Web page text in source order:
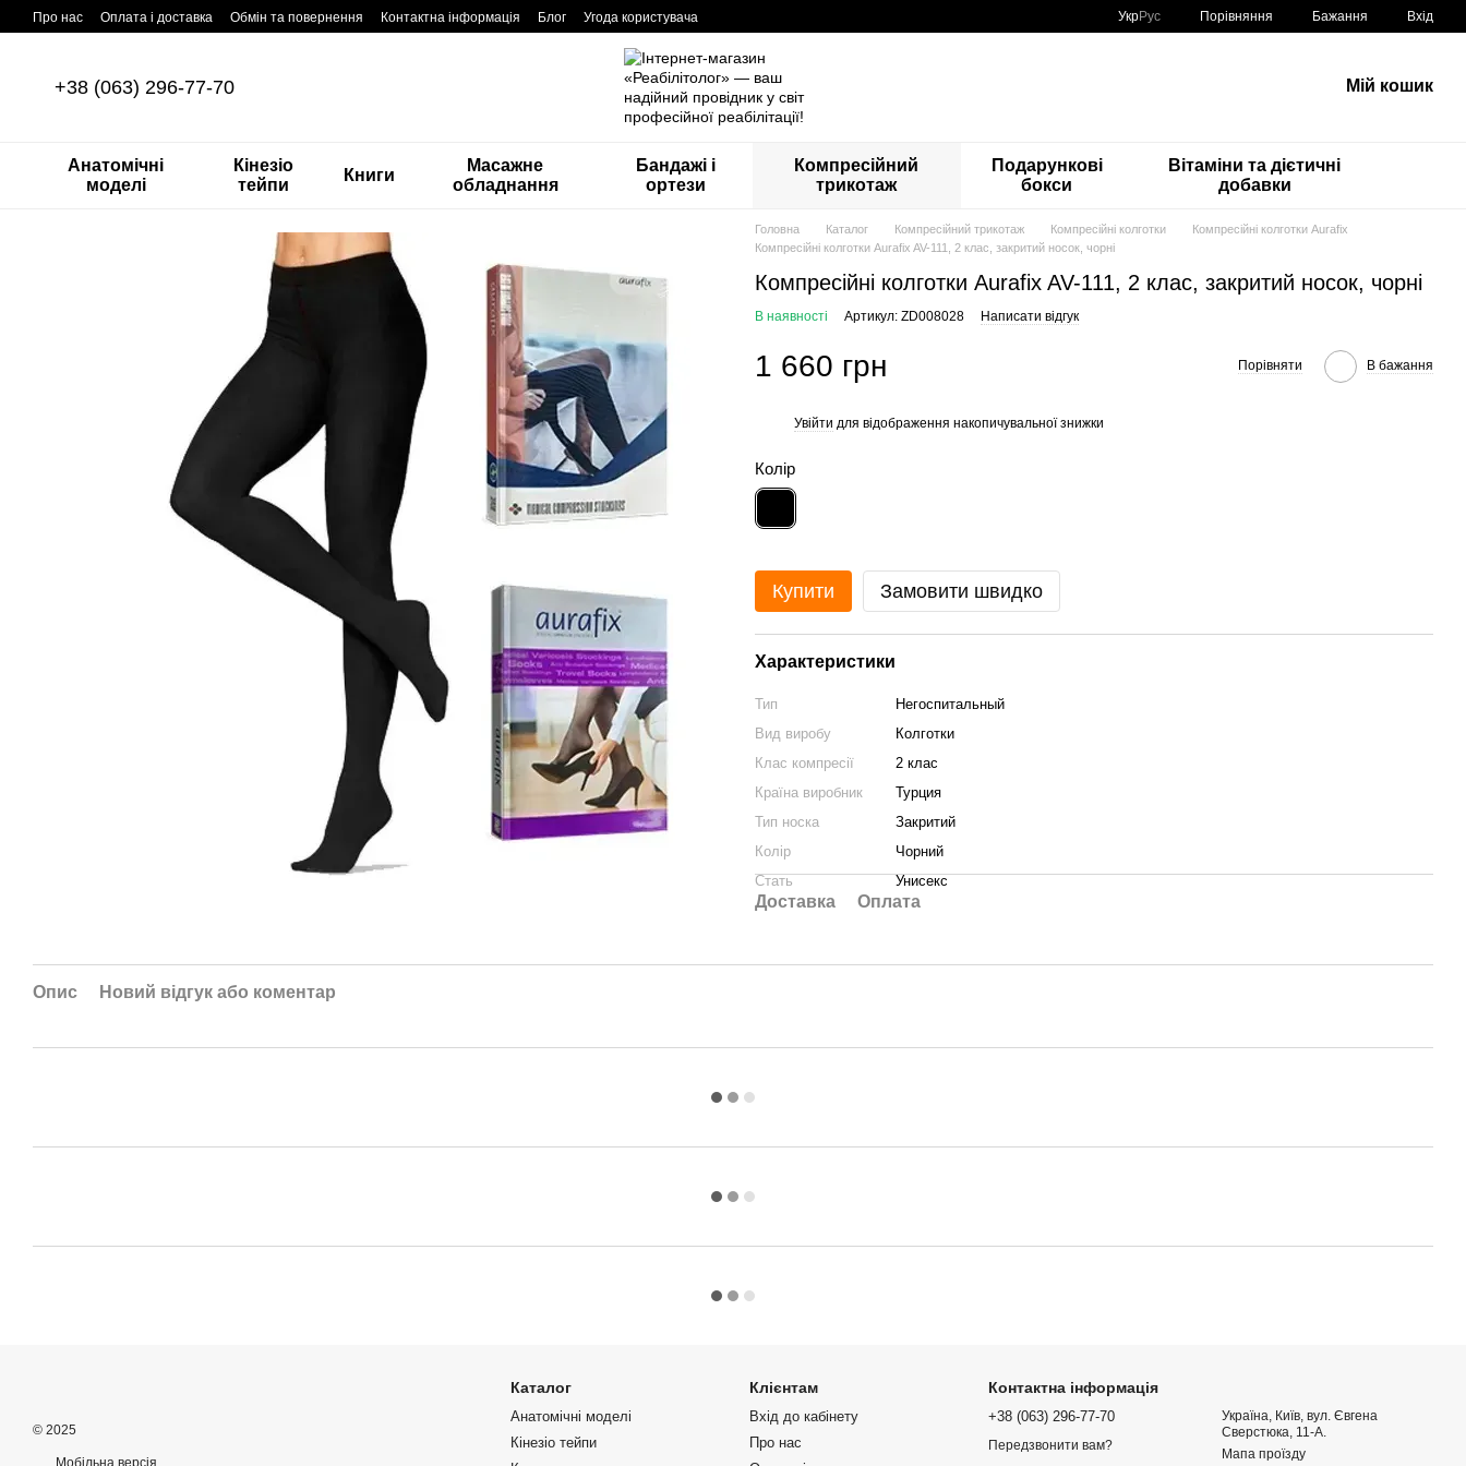
Перейти до основного контенту
Про нас Оплата і доставка Обмін та повернення Контактна інформація Блог Угода користувача УкрРус Порівняння Бажання Вхід
+38 (063) 296-77-70 Мій кошик
Анатомічні
моделі
Кінезіо
тейпи
Книги
Масажне
обладнання
Бандажі і
ортези
Компресійний
трикотаж
Подарункові
бокси
Вітаміни та дієтичні
добавки
Головна Каталог Компресійний трикотаж Компресійні колготки
Компресійні колготки Aurafix
Компресійні колготки Aurafix AV-111, 2 клас, закритий носок, чорні
Компресійні колготки Aurafix AV-111, 2 клас, закритий носок, чорні
В наявності Артикул: ZD008028 Написати відгук
1 660 грн Порівняти В бажання
Увійти для відображення накопичувальної знижки
Колір
Купити Замовити швидко
Характеристики
Тип
Негоспитальный
Вид виробу
Колготки
Клас компресії
2 клас
Країна виробник
Турция
Тип носка
Закритий
Колір
Чорний
Стать
Унисекс
Доставка Оплата
Опис Новий відгук або коментар
© 2025
Мобільна версія
Каталог
Анатомічні моделі
Кінезіо тейпи
Клієнтам
Вхід до кабінету
Про нас
Контактна інформація
+38 (063) 296-77-70
Передзвонити вам?
Україна, Київ, вул. Євгена
Сверстюка, 11-А.
Мапа проїзду